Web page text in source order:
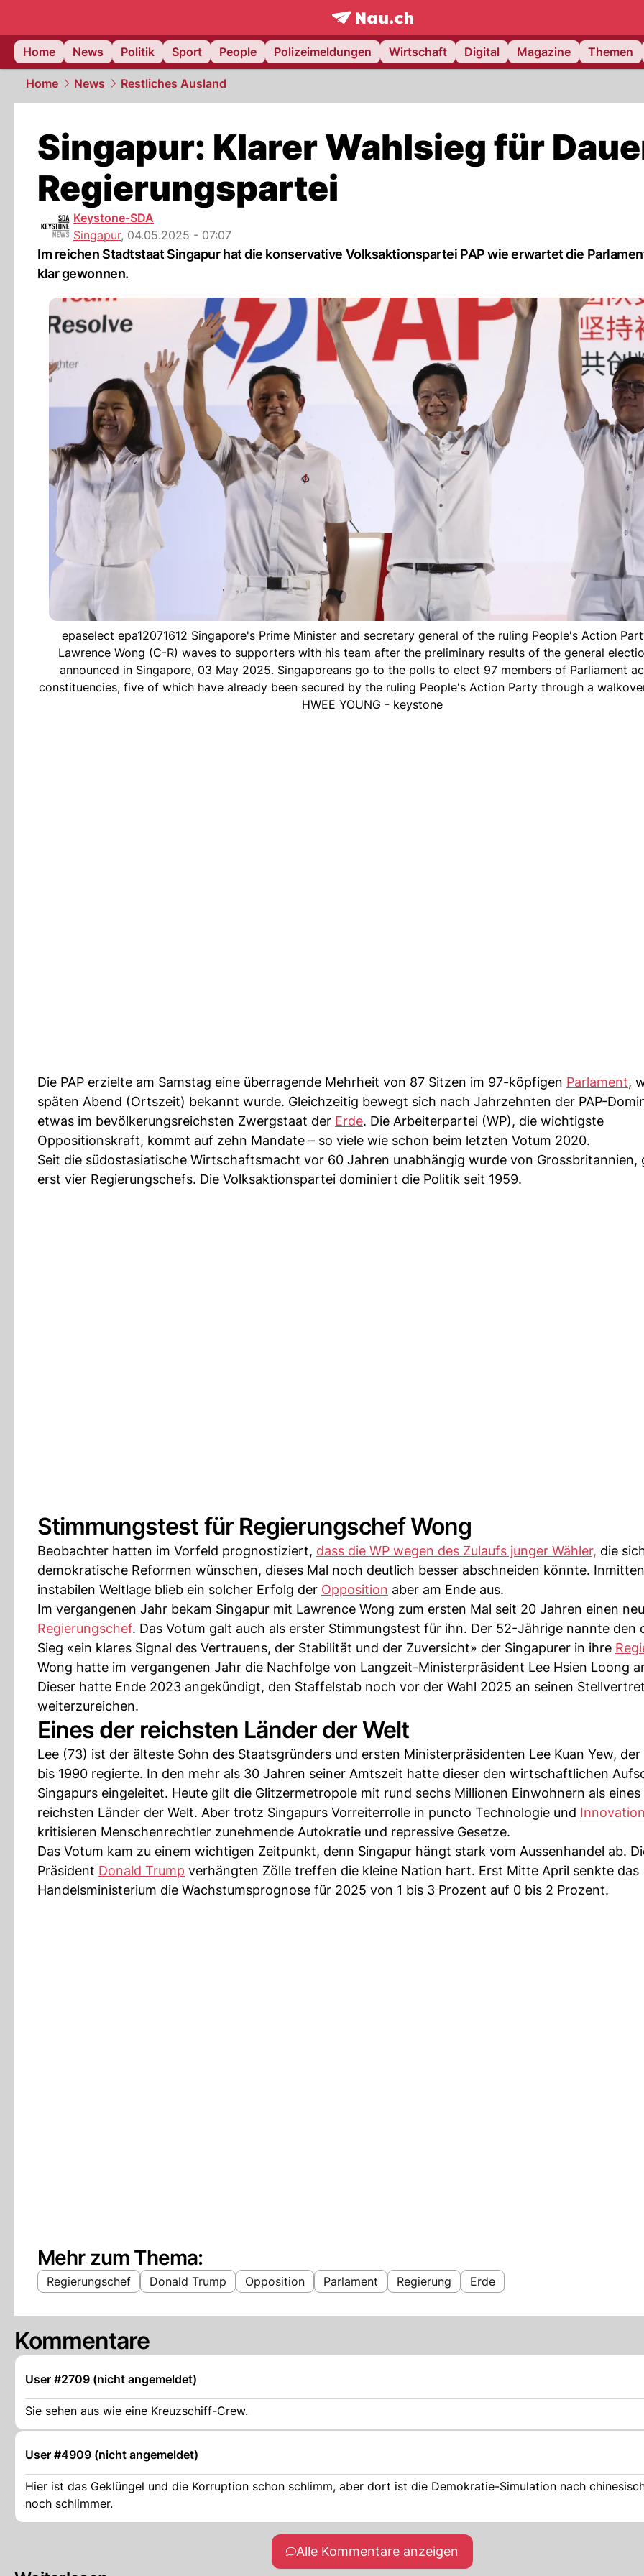
frontpage.NAU.ch
Home
News Politik Sport People Polizeimeldungen Wirtschaft Digital Magazine Themen
Home News Restliches Ausland
Singapur: Klarer Wahlsieg für
Regierungspartei
Keystone-SDA
Singapur, 04.05.2025 - 07:07
Im reichen Stadtstaat Singapur hat die konservative Volksaktionspartei PAP wie erwartet die
klar gewonnen.
epaselect epa12071612 Singapore's Prime Minister and secretary general of the ruling People's Action
Lawrence Wong (C-R) waves to supporters with his team after the preliminary results of the general
announced in Singapore, 03 May 2025. Singaporeans go to the polls to elect 97 members of Parliament
constituencies, five of which have already been secured by the ruling People's Action Party through a
HWEE YOUNG - keystone
Die PAP erzielte am Samstag eine überragende Mehrheit von 87 Sitzen im 97-köpfigen Parlament,
späten Abend (Ortszeit) bekannt wurde. Gleichzeitig bewegt sich nach Jahrzehnten der PAP-
etwas im bevölkerungsreichsten Zwergstaat der Erde. Die Arbeiterpartei (WP), die wichtigste
Oppositionskraft, kommt auf zehn Mandate – so viele wie schon beim letzten Votum 2020.
Seit die südostasiatische Wirtschaftsmacht vor 60 Jahren unabhängig wurde von Grossbritannien,
erst vier Regierungschefs. Die Volksaktionspartei dominiert die Politik seit 1959.
Stimmungstest für Regierungschef Wong
Beobachter hatten im Vorfeld prognostiziert, dass die WP wegen des Zulaufs junger Wähler, die
demokratische Reformen wünschen, dieses Mal noch deutlich besser abschneiden könnte.
instabilen Weltlage blieb ein solcher Erfolg der Opposition aber am Ende aus.
Im vergangenen Jahr bekam Singapur mit Lawrence Wong zum ersten Mal seit 20 Jahren einen
Regierungschef. Das Votum galt auch als erster Stimmungstest für ihn. Der 52-Jährige nannte den
Sieg «ein klares Signal des Vertrauens, der Stabilität und der Zuversicht» der Singapurer in ihre
Wong hatte im vergangenen Jahr die Nachfolge von Langzeit-Ministerpräsident Lee Hsien Loong
Dieser hatte Ende 2023 angekündigt, den Staffelstab noch vor der Wahl 2025 an seinen
weiterzureichen.
Eines der reichsten Länder der Welt
Lee (73) ist der älteste Sohn des Staatsgründers und ersten Ministerpräsidenten Lee Kuan Yew, der
bis 1990 regierte. In den mehr als 30 Jahren seiner Amtszeit hatte dieser den wirtschaftlichen
Singapurs eingeleitet. Heute gilt die Glitzermetropole mit rund sechs Millionen Einwohnern als eines
reichsten Länder der Welt. Aber trotz Singapurs Vorreiterrolle in puncto Technologie und Innovation
kritisieren Menschenrechtler zunehmende Autokratie und repressive Gesetze.
Das Votum kam zu einem wichtigen Zeitpunkt, denn Singapur hängt stark vom Aussenhandel ab.
Präsident Donald Trump verhängten Zölle treffen die kleine Nation hart. Erst Mitte April senkte das
Handelsministerium die Wachstumsprognose für 2025 von 1 bis 3 Prozent auf 0 bis 2 Prozent.
Mehr zum Thema:
Regierungschef Donald Trump Opposition Parlament Regierung Erde
Kommentare
User #2709 (nicht angemeldet)
Sie sehen aus wie eine Kreuzschiff-Crew.
User #4909 (nicht angemeldet)
Hier ist das Geklüngel und die Korruption schon schlimm, aber dort ist die Demokratie-Simulation nach
noch schlimmer.
Alle Kommentare anzeigen